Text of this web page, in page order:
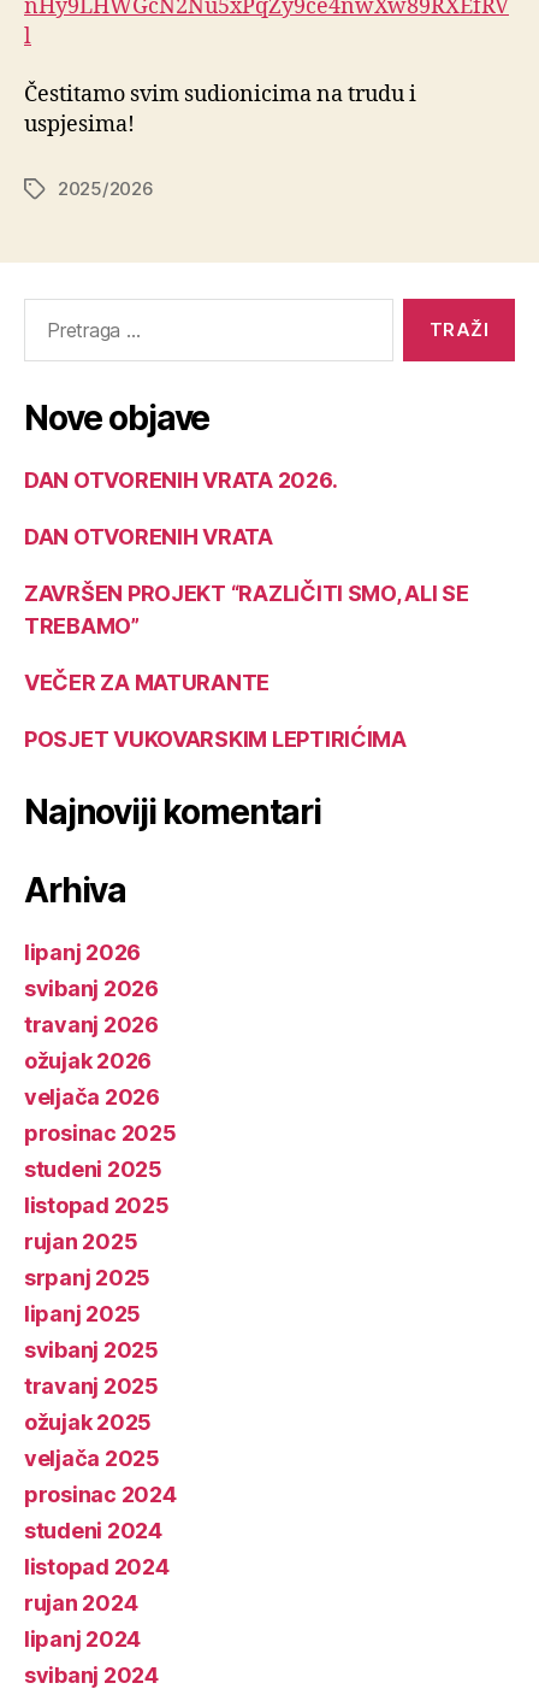
nHy9LHWGcN2Nu5xPqZy9ce4nwXw89RXEfRV
l
Čestitamo svim sudionicima na trudu i
uspjesima!
2025/2026
Nove objave
DAN OTVORENIH VRATA 2026.
DAN OTVORENIH VRATA
ZAVRŠEN PROJEKT “RAZLIČITI SMO, ALI SE
TREBAMO”
VEČER ZA MATURANTE
POSJET VUKOVARSKIM LEPTIRIĆIMA
Najnoviji komentari
Arhiva
lipanj 2026
svibanj 2026
travanj 2026
ožujak 2026
veljača 2026
prosinac 2025
studeni 2025
listopad 2025
rujan 2025
srpanj 2025
lipanj 2025
svibanj 2025
travanj 2025
ožujak 2025
veljača 2025
prosinac 2024
studeni 2024
listopad 2024
rujan 2024
lipanj 2024
svibanj 2024